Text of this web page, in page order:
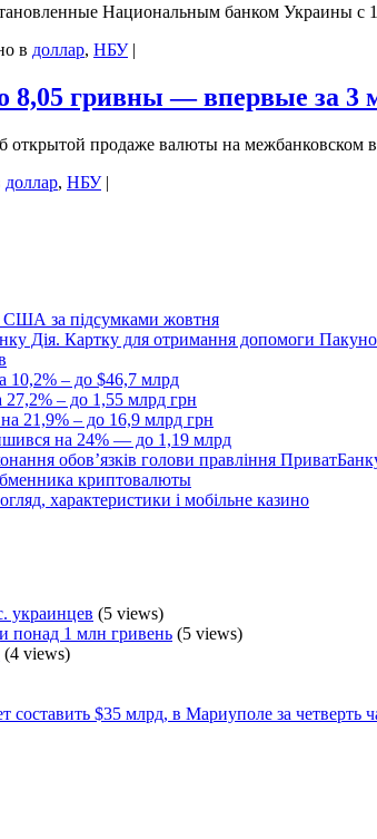
Национальным банком Украины с
в доллар, НБУ|
8,05 гривны — впервые за 3
открытой продаже валюты на
доллар, НБУ|
США за підсумками жовтня
Дія. Картку для отримання допомоги
10,2% – до $46,7 млрд
– до 1,55 млрд грн
21,9% – до 16,9 млрд грн
на 24% — до 1,19 млрд
обовʼязків голови правління
криптовалюты
характеристики і мобільне казино
украинцев (5 views)
понад 1 млн гривень (5 views)
(4 views)
$35 млрд, в Мариуполе за четверть